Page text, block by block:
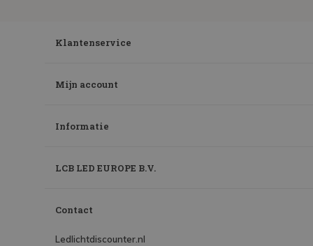
Klantenservice
Mijn account
Informatie
LCB LED EUROPE B.V.
Contact
Ledlichtdiscounter.nl